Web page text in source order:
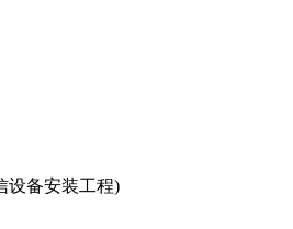
设备安装工程)